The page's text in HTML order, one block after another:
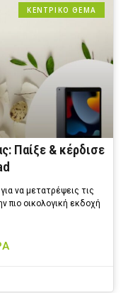
ΚΕΝΤΡΙΚΟ ΘΕΜΑ
Παίξε & κέρδισε
να μετατρέψεις τις
πιο οικολογική εκδοχή